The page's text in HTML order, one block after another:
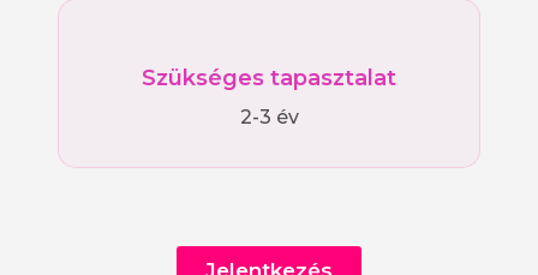
Szükséges tapasztalat
2-3 év
Jelentkezés